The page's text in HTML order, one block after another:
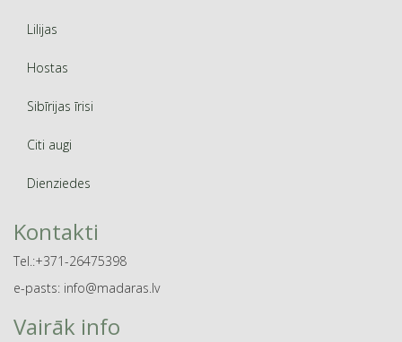
Lilijas
Hostas
Sibīrijas īrisi
Citi augi
Dienziedes
Kontakti
Tel.:+371-26475398
e-pasts: info@madaras.lv
Vairāk info